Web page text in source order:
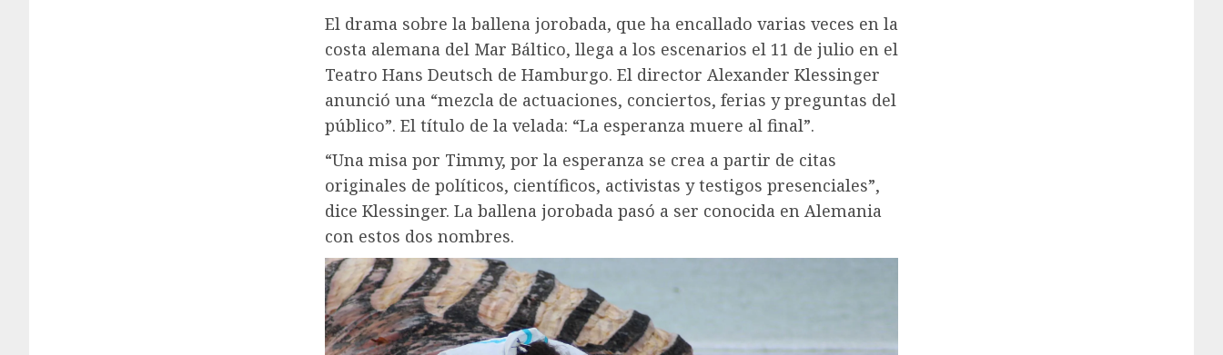
El drama sobre la ballena jorobada, que ha encallado varias veces en la
costa alemana del Mar Báltico, llega a los escenarios el 11 de julio en el
Teatro Hans Deutsch de Hamburgo. El director Alexander Klessinger
anunció una “mezcla de actuaciones, conciertos, ferias y preguntas del
público”. El título de la velada: “La esperanza muere al final”.
“Una misa por Timmy, por la esperanza se crea a partir de citas
originales de políticos, científicos, activistas y testigos presenciales”,
dice Klessinger. La ballena jorobada pasó a ser conocida en Alemania
con estos dos nombres.